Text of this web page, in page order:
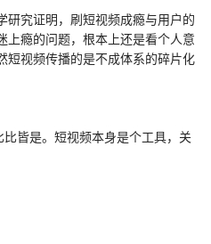
究证明，刷短视频成瘾与用户的
瘾的问题，根本上还是看个人意
短视频传播的是不成体系的碎片化
皆是。短视频本身是个工具，关